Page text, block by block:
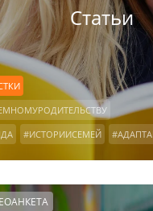
Статьи
#ИСТОРИИСЕМЕЙ
#ДЕТСКИЕДОМА
#ОСОБЫЕДЕТИ
#ОФОНДЕ